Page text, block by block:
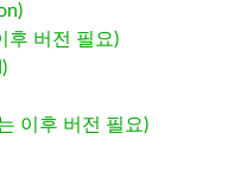
후 버전 필요)
이후 버전 필요)